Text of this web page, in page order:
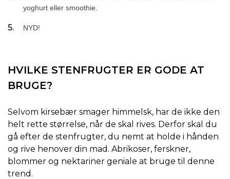
yoghurt eller smoothie.
NYD!
HVILKE STENFRUGTER ER GODE AT
BRUGE?
Selvom kirsebær smager himmelsk, har de ikke den
helt rette størrelse, når de skal rives. Derfor skal du
gå efter de stenfrugter, du nemt at holde i hånden
og rive henover din mad. Abrikoser, ferskner,
blommer og nektariner geniale at bruge til denne
trend.